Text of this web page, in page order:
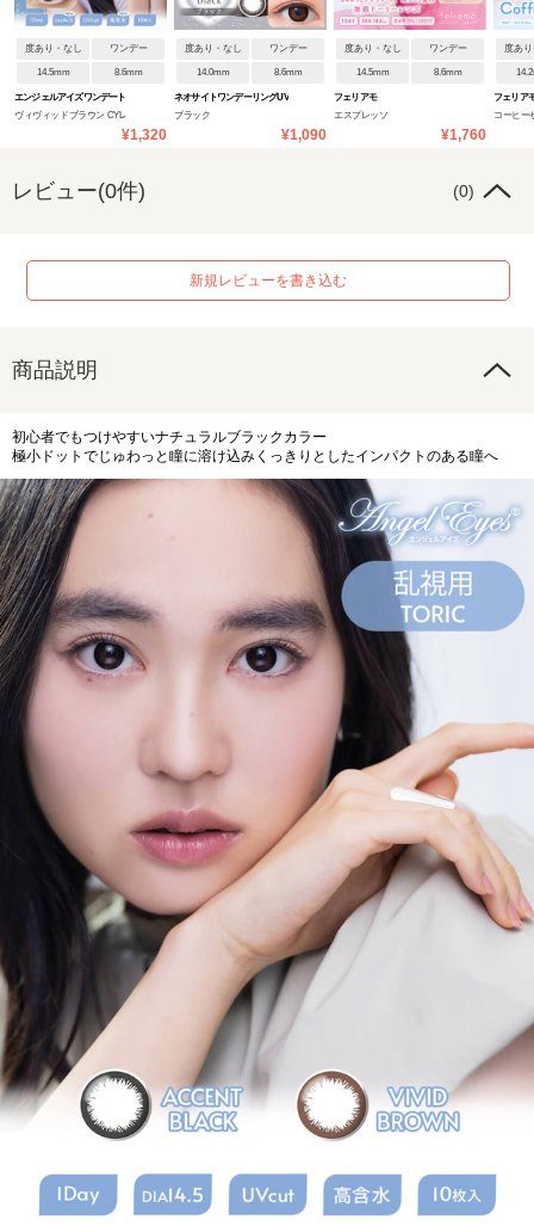
度あり・なし ワンデー
14.5mm 8.6mm
エンジェルアイズワンデート
ーリック(乱視用)
ヴィヴィッドブラウン CYL-
¥1,320
度あり・なし ワンデー
14.0mm 8.6mm
ネオサイトワンデーリングUV
ブラック
¥1,090
度あり・なし ワンデー
14.5mm 8.6mm
フェリアモ
エスプレッソ
¥1,760
度あ
フェリア
コーヒー
レビュー(0件) (0)
新規レビューを書き込む
商品説明
初心者でもつけやすいナチュラルブラックカラー
極小ドットでじゅわっと瞳に溶け込みくっきりとしたインパクトのある瞳へ